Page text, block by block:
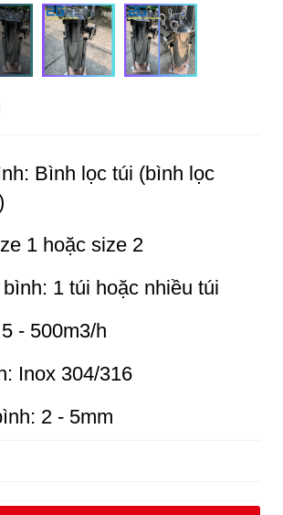
Bình lọc túi (bình lọc
1 hoặc size 2
1 túi hoặc nhiều túi
- 500m3/h
Inox 304/316
2 - 5mm